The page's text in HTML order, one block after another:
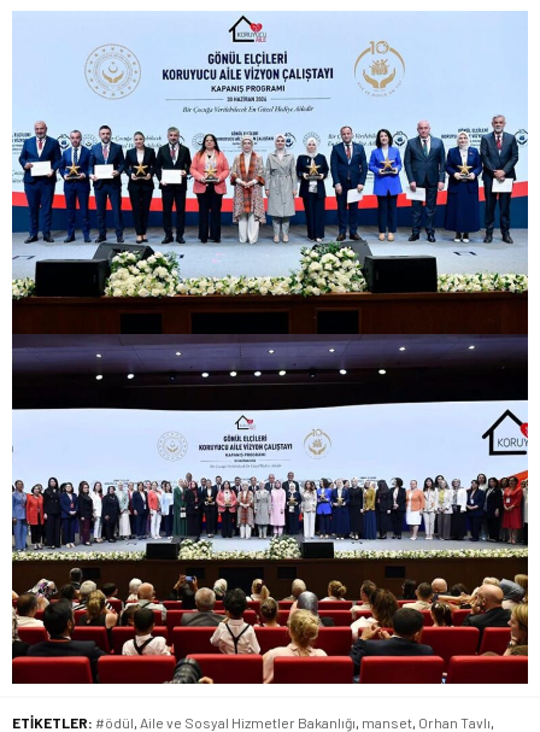
ETİKETLER: #ödül, Aile ve Sosyal Hizmetler Bakanlığı, manset, Orhan Tavlı,